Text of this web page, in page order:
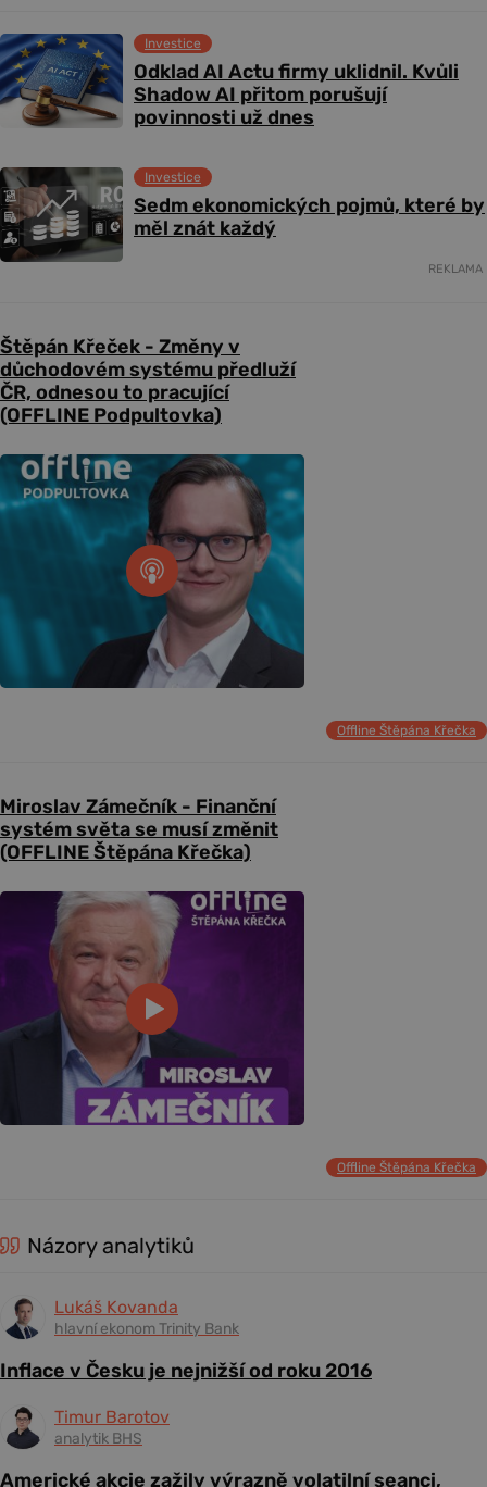
Odklad AI Actu firmy uklidnil. Kvůli
Shadow AI přitom porušují
povinnosti už dnes
Investice
Sedm ekonomických pojmů, které by
měl znát každý
Investice
REKLAMA
Štěpán Křeček - Změny v
důchodovém systému předluží
ČR, odnesou to pracující
(OFFLINE Podpultovka)
Offline Štěpána Křečka
Miroslav Zámečník - Finanční
systém světa se musí změnit
(OFFLINE Štěpána Křečka)
Offline Štěpána Křečka
Názory analytiků
Lukáš Kovanda
hlavní ekonom Trinity Bank
Inflace v Česku je nejnižší od roku 2016
Timur Barotov
analytik BHS
Americké akcie zažily výrazně volatilní seanci,